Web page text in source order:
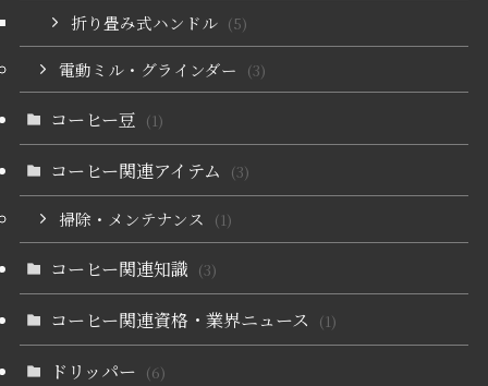
折り畳み式ハンドル (5)
電動ミル・グラインダー (3)
コーヒー豆 (1)
コーヒー関連アイテム (3)
掃除・メンテナンス (1)
コーヒー関連知識 (3)
コーヒー関連資格・業界ニュース (1)
ドリッパー (6)